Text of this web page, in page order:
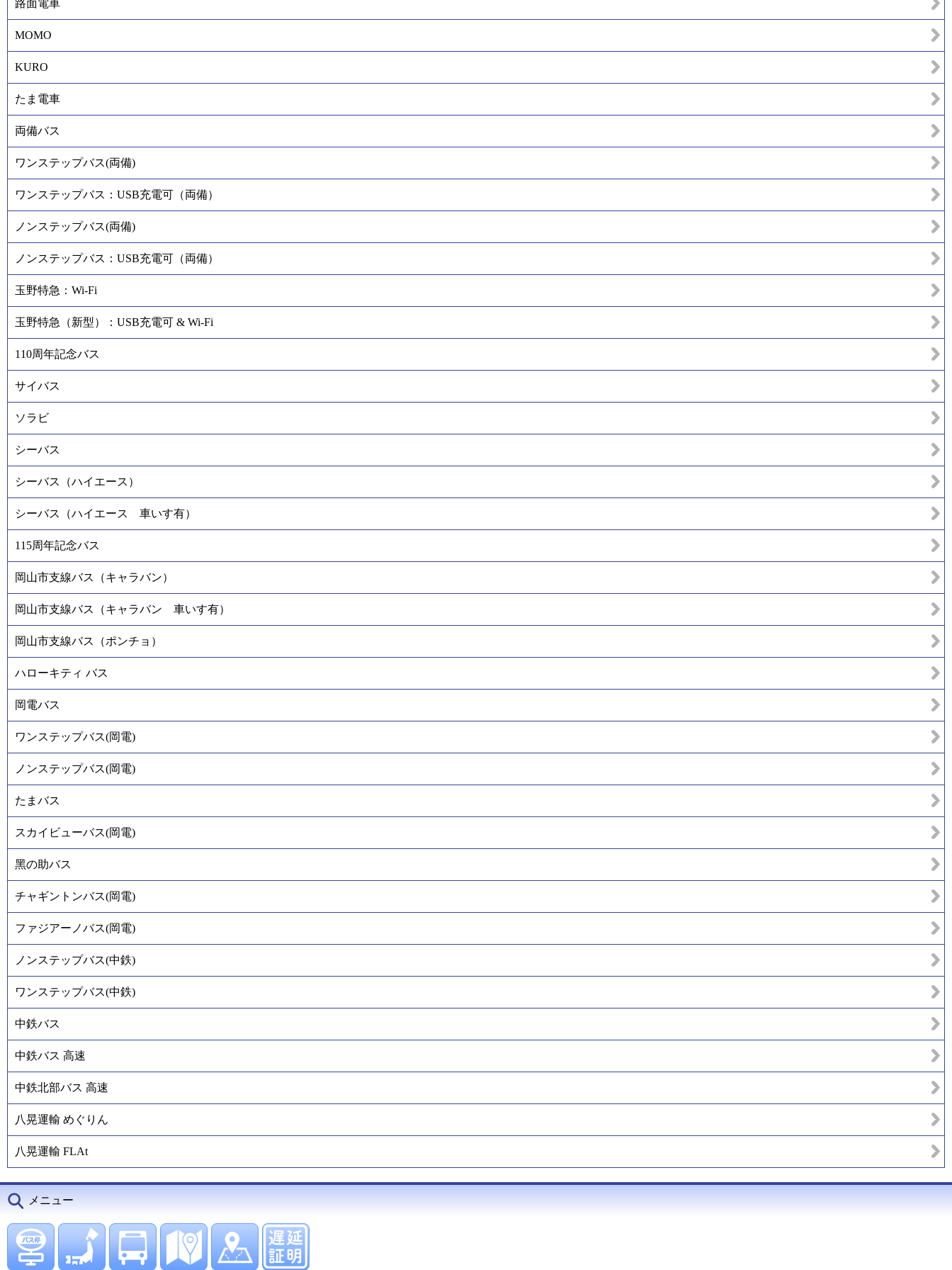
路面電車
MOMO
KURO
たま電車
両備バス
ワンステップバス(両備)
ワンステップバス：USB充電可（両備）
ノンステップバス(両備)
ノンステップバス：USB充電可（両備）
玉野特急：Wi-Fi
玉野特急（新型）：USB充電可 & Wi-Fi
110周年記念バス
サイバス
ソラビ
シーバス
シーバス（ハイエース）
シーバス（ハイエース 車いす有）
115周年記念バス
岡山市支線バス（キャラバン）
岡山市支線バス（キャラバン 車いす有）
岡山市支線バス（ポンチョ）
ハローキティ バス
岡電バス
ワンステップバス(岡電)
ノンステップバス(岡電)
たまバス
スカイビューバス(岡電)
黑の助バス
チャギントンバス(岡電)
ファジアーノバス(岡電)
ノンステップバス(中鉄)
ワンステップバス(中鉄)
中鉄バス
中鉄バス 高速
中鉄北部バス 高速
八晃運輸 めぐりん
八晃運輸 FLAt
メニュー